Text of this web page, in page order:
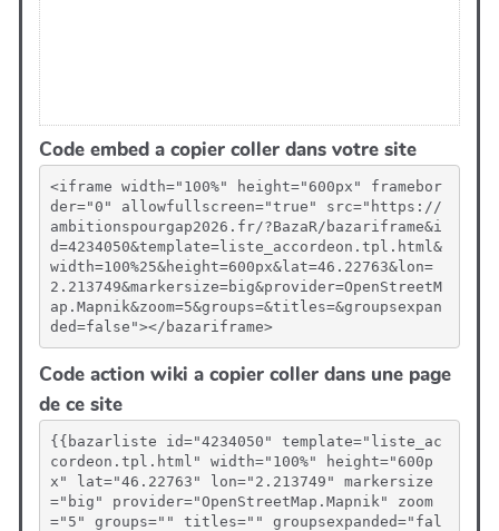
Code embed a copier coller dans votre site
<iframe width="100%" height="600px" framebor
der="0" allowfullscreen="true" src="https://
ambitionspourgap2026.fr/?BazaR/bazariframe&i
d=4234050&template=liste_accordeon.tpl.html&
width=100%25&height=600px&lat=46.22763&lon=
2.213749&markersize=big&provider=OpenStreetM
ap.Mapnik&zoom=5&groups=&titles=&groupsexpan
ded=false"></bazariframe>
Code action wiki a copier coller dans une page
de ce site
{{bazarliste id="4234050" template="liste_ac
cordeon.tpl.html" width="100%" height="600p
x" lat="46.22763" lon="2.213749" markersize
="big" provider="OpenStreetMap.Mapnik" zoom
="5" groups="" titles="" groupsexpanded="fal